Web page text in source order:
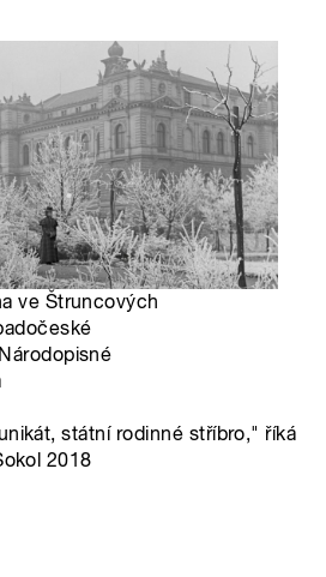
ve Štruncových
státní rodinné stříbro," říká
2018